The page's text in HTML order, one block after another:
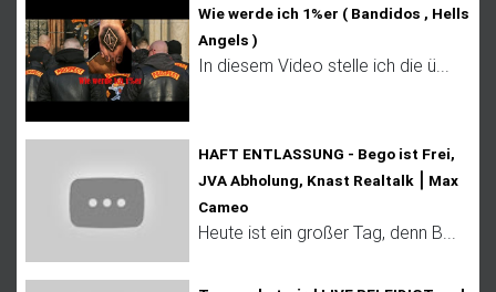
Wie werde ich 1%er ( Bandidos , Hells
Angels )
In diesem Video stelle ich die ü...
HAFT ENTLASSUNG - Bego ist Frei,
JVA Abholung, Knast Realtalk ⎮ Max
Cameo
Heute ist ein großer Tag, denn B...